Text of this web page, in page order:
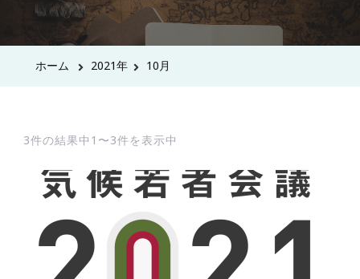
ホーム 2021年 10月
3件の結果中1〜3件を表示中